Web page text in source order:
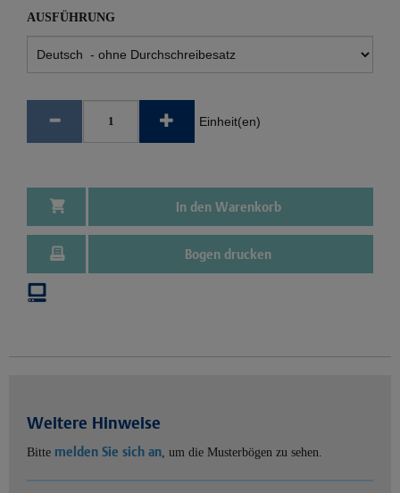
AUSFÜHRUNG
Einheit(en)
In den Warenkorb
Bogen drucken
Weitere Hinweise
Bitte melden Sie sich an, um die Musterbögen zu sehen.